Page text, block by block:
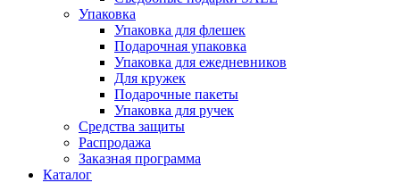
Упаковка
Упаковка для флешек
Подарочная упаковка
Упаковка для ежедневников
Для кружек
Подарочные пакеты
Упаковка для ручек
Средства защиты
Распродажа
Заказная программа
Каталог